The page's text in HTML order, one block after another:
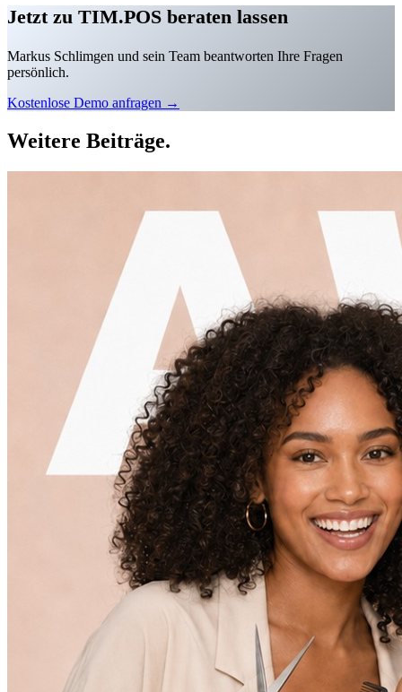
Jetzt zu TIM.POS beraten lassen
Markus Schlimgen und sein Team beantworten Ihre Fragen
persönlich.
Kostenlose Demo anfragen →
Weitere Beiträge.